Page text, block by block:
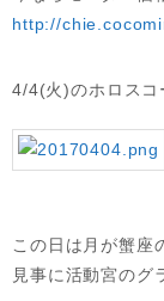
http://
4/4(火)のホロスコ
この日は月が蟹座
見事に活動宮のグ